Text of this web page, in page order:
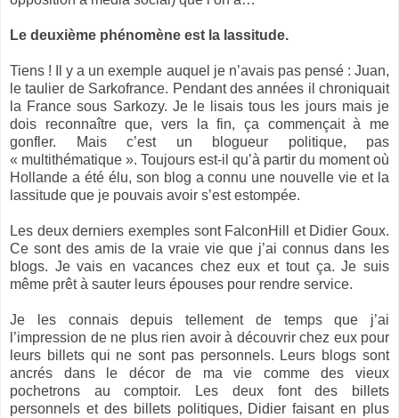
Le deuxième phénomène est la lassitude.
Tiens ! Il y a un exemple auquel je n’avais pas pensé : Juan,
le taulier de Sarkofrance. Pendant des années il chroniquait
la France sous Sarkozy. Je le lisais tous les jours mais je
dois reconnaître que, vers la fin, ça commençait à me
gonfler. Mais c’est un blogueur politique, pas
« multithématique ». Toujours est-il qu’à partir du moment où
Hollande a été élu, son blog a connu une nouvelle vie et la
lassitude que je pouvais avoir s’est estompée.
Les deux derniers exemples sont FalconHill et Didier Goux.
Ce sont des amis de la vraie vie que j’ai connus dans les
blogs. Je vais en vacances chez eux et tout ça. Je suis
même prêt à sauter leurs épouses pour rendre service.
Je les connais depuis tellement de temps que j’ai
l’impression de ne plus rien avoir à découvrir chez eux pour
leurs billets qui ne sont pas personnels. Leurs blogs sont
ancrés dans le décor de ma vie comme des vieux
pochetrons au comptoir. Les deux font des billets
personnels et des billets politiques, Didier faisant en plus